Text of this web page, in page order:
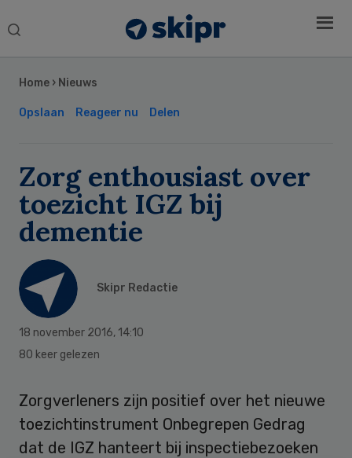
Search
Home › Nieuws
Opslaan Reageer nu Delen
Zorg enthousiast over
toezicht IGZ bij
dementie
Skipr Redactie
18 november 2016, 14:10
80 keer gelezen
Zorgverleners zijn positief over het nieuwe
toezichtinstrument Onbegrepen Gedrag
dat de IGZ hanteert bij inspectiebezoeken
Sidebar